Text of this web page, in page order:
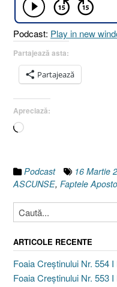
Podcast: Play in new
Partajează asta:
Partajează
Apreciază:
Încarc...
Podcast 16 Martie
ASCUNSE, Faptele
ARTICOLE RECENTE
Foaia Creștinului Nr. 554
Foaia Creștinului Nr. 553